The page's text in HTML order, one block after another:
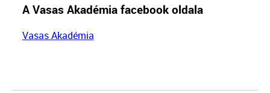
A Vasas Akadémia facebook oldala
Vasas Akadémia